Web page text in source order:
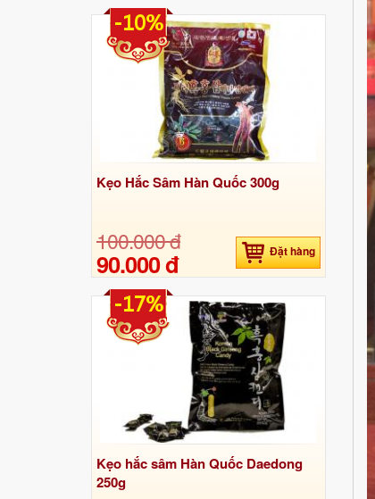
Kẹo Hắc Sâm Hàn Quốc 300g
100.000 đ
90.000 đ Đặt hàng
-10%
Kẹo hắc sâm Hàn Quốc Daedong
250g
-17%